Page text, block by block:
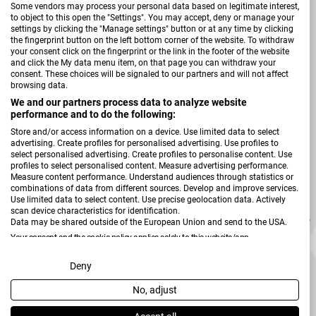
Some vendors may process your personal data based on legitimate interest,
to object to this open the "Settings". You may accept, deny or manage your
settings by clicking the "Manage settings" button or at any time by clicking
the fingerprint button on the left bottom corner of the website. To withdraw
your consent click on the fingerprint or the link in the footer of the website
and click the My data menu item, on that page you can withdraw your
consent. These choices will be signaled to our partners and will not affect
browsing data.
We and our partners process data to analyze website
performance and to do the following:
Store and/or access information on a device. Use limited data to select
advertising. Create profiles for personalised advertising. Use profiles to
select personalised advertising. Create profiles to personalise content. Use
profiles to select personalised content. Measure advertising performance.
Measure content performance. Understand audiences through statistics or
combinations of data from different sources. Develop and improve services.
Use limited data to select content. Use precise geolocation data. Actively
scan device characteristics for identification.
Data may be shared outside of the European Union and send to the USA.
Your consent and the cookie policy applies solely to this website/app.
View Partner List (2 IAB Vendors)
We use your data for the following purposes:
IAB processing purposes:
Deny
No, adjust
Tischleuchte Lennon
Verkäufer:
Reality Leuchten
Verkaufspreis
34,99 €
Regulärer Preis
48,99 €